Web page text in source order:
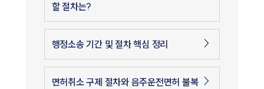
할 절차는?
행정소송 기간 및 절차 핵심 정리
면허취소 구제 절차와 음주운전면허 불복